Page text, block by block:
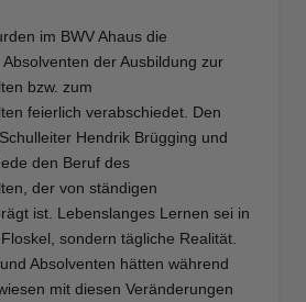
im BWV Ahaus die
der Ausbildung zur
bzw. zum
feierlich verabschiedet. Den
Hendrik Brügging und
den Beruf des
der von ständigen
ist. Lebenslanges Lernen sei in
sondern tägliche Realität.
Absolventen hätten während
mit diesen Veränderungen